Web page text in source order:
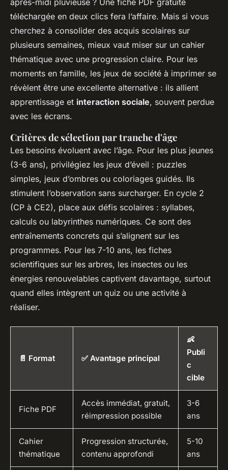
après-midi pluvieuse ? Une fiche PDF gratuite
téléchargée en deux clics fera l’affaire. Mais si vous
cherchez à consolider des acquis scolaires sur
plusieurs semaines, mieux vaut miser sur un cahier
thématique avec une progression claire. Pour les
moments en famille, les jeux de société à imprimer se
révèlent être une excellente alternative : ils allient
apprentissage et interaction sociale, souvent perdue
avec les écrans.
Critères de sélection par tranche d'âge
Les besoins évoluent avec l’âge. Pour les plus jeunes
(3-6 ans), privilégiez les jeux d’éveil : puzzles
simples, jeux d’ombres ou coloriages guidés. Ils
stimulent l’observation sans surcharger. En cycle 2
(CP à CE2), place aux défis scolaires : syllabes,
calculs ou labyrinthes numériques. Ce sont des
entraînements concrets qui s’alignent sur les
programmes. Pour les 7-10 ans, les fiches
scientifiques sur les arbres, les insectes ou les
énergies renouvelables captivent davantage, surtout
quand elles intègrent un quiz ou une activité à
réaliser.
📄 Format ✅ Avantage principal
👶
Publi
c
cible
Fiche PDF
Accès immédiat, gratuit,
réimpression possible
3-6
ans
Cahier
thématique
Progression structurée,
contenu approfondi
5-10
ans